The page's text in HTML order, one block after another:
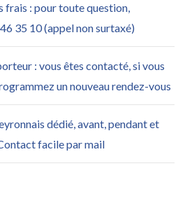
frais : pour toute question,
35 10 (appel non surtaxé)
: vous êtes contacté, si vous
un nouveau rendez-vous
dédié, avant, pendant et
facile par mail